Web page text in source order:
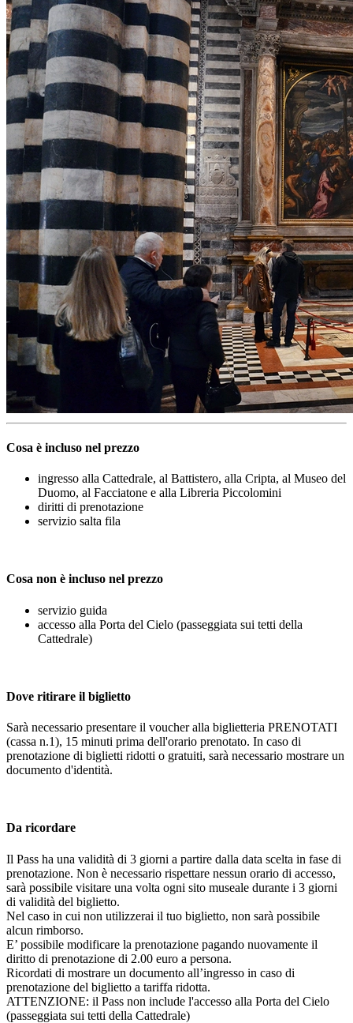
Cosa è incluso nel prezzo
ingresso alla Cattedrale, al Battistero, alla Cripta, al Museo del
Duomo, al Facciatone e alla Libreria Piccolomini
diritti di prenotazione
servizio salta fila
Cosa non è incluso nel prezzo
servizio guida
accesso alla Porta del Cielo (passeggiata sui tetti della
Cattedrale)
Dove ritirare il biglietto
Sarà necessario presentare il voucher alla biglietteria PRENOTATI
(cassa n.1), 15 minuti prima dell'orario prenotato. In caso di
prenotazione di biglietti ridotti o gratuiti, sarà necessario mostrare un
documento d'identità.
Da ricordare
Il Pass ha una validità di 3 giorni a partire dalla data scelta in fase di
prenotazione. Non è necessario rispettare nessun orario di accesso,
sarà possibile visitare una volta ogni sito museale durante i 3 giorni
di validità del biglietto.
Nel caso in cui non utilizzerai il tuo biglietto, non sarà possibile
alcun rimborso.
E’ possibile modificare la prenotazione pagando nuovamente il
diritto di prenotazione di 2.00 euro a persona.
Ricordati di mostrare un documento all’ingresso in caso di
prenotazione del biglietto a tariffa ridotta.
ATTENZIONE: il Pass non include l'accesso alla Porta del Cielo
(passeggiata sui tetti della Cattedrale)